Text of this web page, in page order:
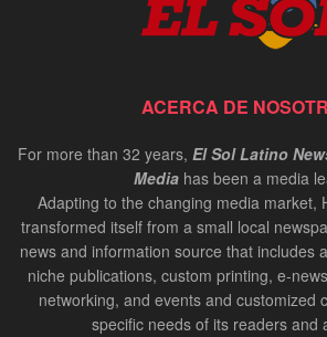
ACERCA DE
For more than 32 years, El Sol Latino
Media has been a media
Adapting to the changing media market,
transformed itself from a small local
news and information source that includes
niche publications, custom printing, e-
networking, and events and customized
specific needs of its readers and